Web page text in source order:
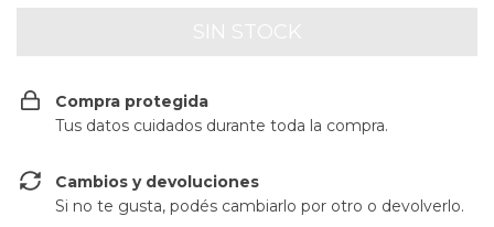
Compra protegida
Tus datos cuidados durante toda la compra.
Cambios y devoluciones
Si no te gusta, podés cambiarlo por otro o devolverlo.